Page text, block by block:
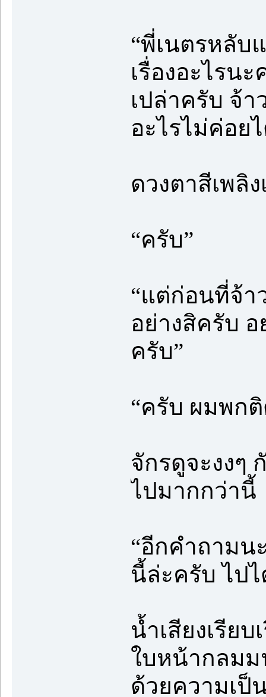
“พี่เนตรหลับ
เรื่องอะไรน
เปล่าครับ จ้า
อะไรไม่ค่อย
ดวงตาสีเพลิ
“ครับ”
“แต่ก่อนที่จ้า
อย่างสิครับ
ครับ”
“ครับ ผมพก
จักรดูจะงงๆ
ไปมากกว่านี้
“อีกคำถามน
นี้ล่ะครับ ไป
น้ำเสียงเรีย
ใบหน้ากลมม
ด้วยความเป็